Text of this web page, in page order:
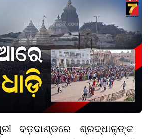
ବଡ଼ଦାଣ୍ଡରେ ଶ୍ରଦ୍ଧାଳୁଙ୍କ